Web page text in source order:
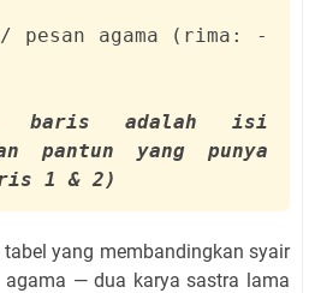
agama (rima: -
baris adalah isi
pantun yang punya
1 & 2)
yang membandingkan syair
— dua karya sastra lama